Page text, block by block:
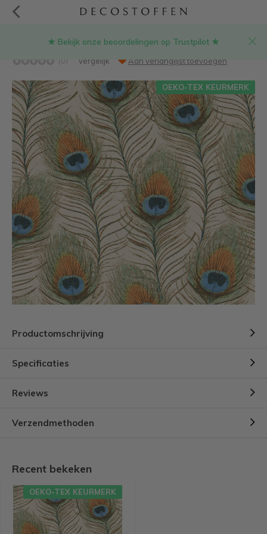
★ Bekijk onze beoordelingen op Trustpilot ★
Pauwenveren linnenlook stof
(0) Vergelijk Aan verlanglijst toevoegen
OEKO-TEX KEURMERK
Productomschrijving
Specificaties
Reviews
Verzendmethoden
Recent bekeken
OEKO-TEX KEURMERK